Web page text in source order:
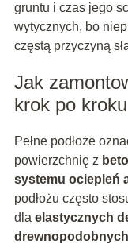
gruntu i czas jego
wytycznych, bo
częstą przyczyną
Jak
krok po
Pełne podłoże
powierzchnię z
systemu ociepleń
podłożu często
dla elastycznych
drewnopodobnych